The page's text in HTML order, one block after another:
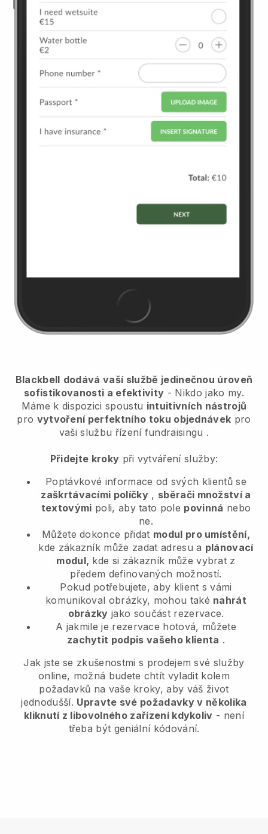
Blackbell dodává vaší službě jedinečnou úroveň
sofistikovanosti a efektivity - Nikdo jako my.
Máme k dispozici spoustu intuitivních nástrojů
pro vytvoření perfektního toku objednávek pro
vaši službu řízení fundraisingu .
Přidejte kroky při vytváření služby:
Poptávkové informace od svých klientů se
zaškrtávacími políčky , sběrači množství a
textovými poli, aby tato pole povinná nebo
ne.
Můžete dokonce přidat modul pro umístění,
kde zákazník může zadat adresu a plánovací
modul, kde si zákazník může vybrat z
předem definovaných možností.
Pokud potřebujete, aby klient s vámi
komunikoval obrázky, mohou také nahrát
obrázky jako součást rezervace.
A jakmile je rezervace hotová, můžete
zachytit podpis vašeho klienta .
Jak jste se zkušenostmi s prodejem své služby
online, možná budete chtít vyladit kolem
požadavků na vaše kroky, aby váš život
jednodušší. Upravte své požadavky v několika
kliknutí z libovolného zařízení kdykoliv - není
třeba být geniální kódování.